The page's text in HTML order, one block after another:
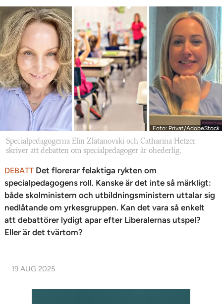
Foto: Privat/AdobeStock
Specialpedagogerna Elin Zlatanovski och Catharina Hetzer
skriver att debatten om specialpedagoger är ohederlig.
DEBATT Det florerar felaktiga rykten om
specialpedagogens roll. Kanske är det inte så märkligt:
både skolministern och utbildningsministern uttalar sig
nedlåtande om yrkesgruppen. Kan det vara så enkelt
att debattörer lydigt apar efter Liberalernas utspel?
Eller är det tvärtom?
19 AUG 2025